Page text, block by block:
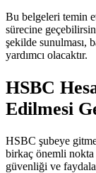
Bu belgeleri temin
sürecine
şekilde sunulması,
yardımcı olacaktır.
HSBC
Edilmesi
HSBC şubeye
birkaç önemli nokta
güvenliği ve